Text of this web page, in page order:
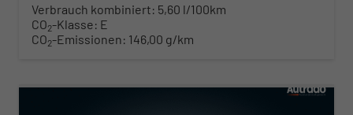
Verbrauch kombiniert: 5,60 l/100km
CO2-Klasse: E
CO2-Emissionen: 146,00 g/km